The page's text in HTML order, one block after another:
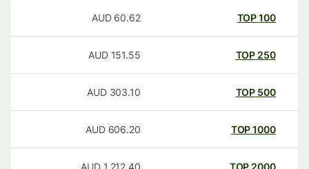
100
TOP
60.62
AUD
250
TOP
151.55
AUD
500
TOP
303.10
AUD
1000
TOP
606.20
AUD